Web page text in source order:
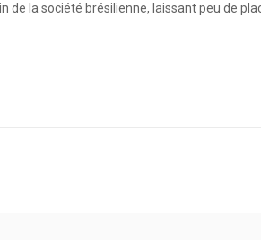
de la société brésilienne, laissant peu de